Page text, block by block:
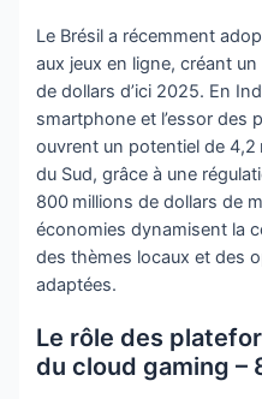
Le Brésil a récemment
aux jeux en ligne, créant
de dollars d’ici 2025. En
smartphone et l’essor des
ouvrent un potentiel de 4,2
du Sud, grâce à une
800 millions de dollars de
économies dynamisent la
des thèmes locaux et des
adaptées.
Le rôle des
du cloud gaming –